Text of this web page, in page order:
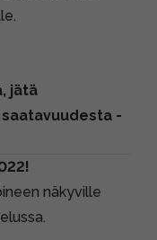
jätä
-
näkyville